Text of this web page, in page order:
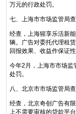
万元的行政处罚。
七、上海市市场监管局
经查，上海猩享乐活新
辆。广告对委托代理租
回报效果、收益作保证
今年2月，上海市市场监
处罚。
八、北京市市场监管局
经查，北京奇创广告有
上不需要审核的贷款平